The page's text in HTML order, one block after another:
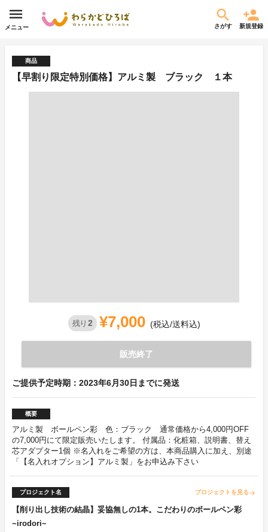
メニュー さがす 新規登録
商品
【早割り限定特別価格】アルミ製 ブラック １本
残り 2 ¥7,000 (税込/送料込)
販売終了
ご提供予定時期：2023年6月30日までに発送
概要
アルミ製 ボールペン彩 色：ブラック 通常価格から4,000円OFF
の7,000円にて限定販売いたします。 付属品：化粧箱、説明書、替え
芯アダプター1個 ※名入れをご希望の方は、本商品購入に加え、別途
「【名入れオプション】アルミ製」をお申込み下さい
プロジェクト名 プロジェクトを見る arrow_forward
【削り出し技術の結晶】妥協無しの1本。こだわりのボールペン彩
~irodori~